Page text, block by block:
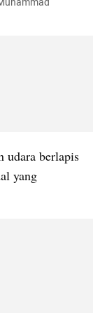
udara berlapis
yang